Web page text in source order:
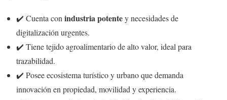
✔️ Cuenta conindustria potentey necesidades de
digitalización urgentes.
✔️ Tiene tejido agroalimentario de alto valor, ideal para
trazabilidad.
✔️ Posee ecosistema turístico y urbano que demanda
innovación en propiedad, movilidad y experiencia.